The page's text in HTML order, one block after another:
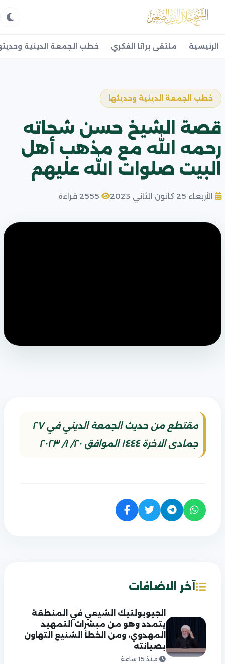
الرئيسية ملتقى براثا الفكري خطب الجمعة الدينية
خطب الجمعة الدينية وحديثها
قصة الشيخ حسن شحاته
رحمه الله مع مذهب أهل
البيت صلوات الله عليهم
الأربعاء 25 كانون الثاني 2023
مقتطع من حديث الجمعة الديني في ٢٧
جمادى الاخرة ١٤٤٤ الموافق ٢٠/ ١/ ٢٠٢٣
آخر الاضافات
الجيوبولتيك الشيعي في المنطقة
يتمدد وهو من مبشرات التمهيد
المهدوي، ومن الخطأ الشنيع التهاون
بصيانته
منذ 15 ساعة